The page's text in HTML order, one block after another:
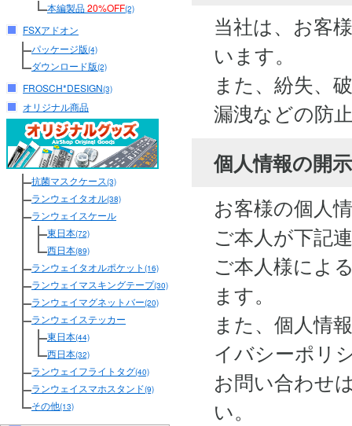
本編製品20%OFF(2)
FSXアドオン
パッケージ版(4)
ダウンロード版(2)
FROSCH*DESIGN(3)
オリジナル商品
抗菌マスクケース(3)
ランウェイタオル(38)
ランウェイスケール
東日本(72)
西日本(89)
ランウェイタオルポケット (16)
ランウェイマスキングテープ(30)
ランウェイマグネットバー(20)
ランウェイステッカー
東日本(44)
西日本(32)
ランウェイフライトタグ(40)
ランウェイスマホスタンド(9)
その他(13)
当社は、お客
います。
また、紛失、
漏洩などの防
個人情報の開
お客様の個人
ご本人が下記
ご本人様によ
ます。
また、個人情
イバシーポリ
お問い合わせ
い。